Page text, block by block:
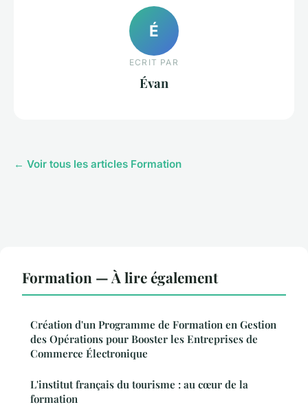
É
ECRIT PAR
Évan
← Voir tous les articles Formation
Formation — À lire également
Création d'un Programme de Formation en Gestion
des Opérations pour Booster les Entreprises de
Commerce Électronique
L'institut français du tourisme : au cœur de la
formation